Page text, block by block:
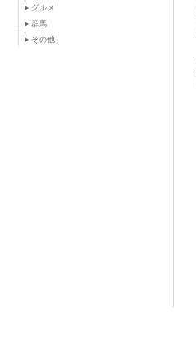
グルメ
群馬
その他